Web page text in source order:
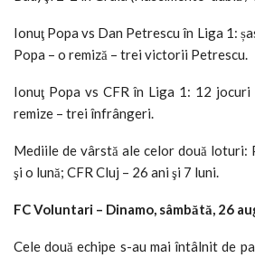
Ionuţ Popa vs Dan Petrescu în Liga 1:
Popa – o remiză – trei victorii Petrescu.
Ionuţ Popa vs CFR în Liga 1: 12
remize – trei înfrângeri.
Mediile de vârstă ale celor două loturi:
şi o lună; CFR Cluj – 26 ani şi 7 luni.
FC Voluntari – Dinamo, sâmbătă, 26
Cele două echipe s-au mai întâlnit de